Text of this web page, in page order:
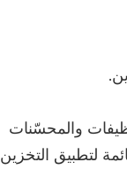
والمحسّنات
لتطبيق التخزين